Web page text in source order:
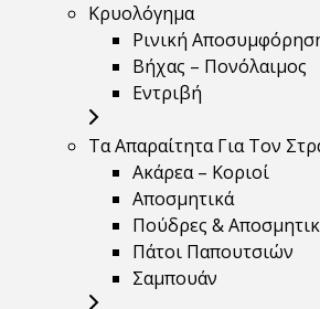
Κρυολόγημα
Ρινική
Βήχας – Πονόλαιμος
Εντριβή
Τα Απαραίτητα Για Τον
Ακάρεα – Κοριοί
Αποσμητικά
Πούδρες &
Πάτοι Παπουτσιών
Σαμπουάν